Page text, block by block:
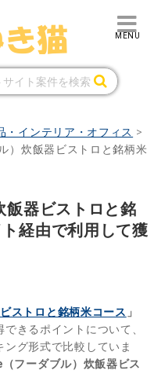
・インテリア・オフィス >
）炊飯器ビストロと銘柄米
器ビストロと銘
経由で利用して獲
ストロと銘柄米コース 」
きるポイントについて、
グ形式で比較していま
フーダブル）炊飯器ビス